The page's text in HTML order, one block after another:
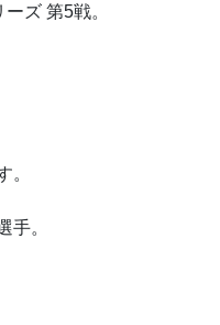
ズ 第5戦。
。
手。